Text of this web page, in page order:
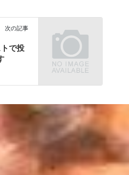
次の記事
で投